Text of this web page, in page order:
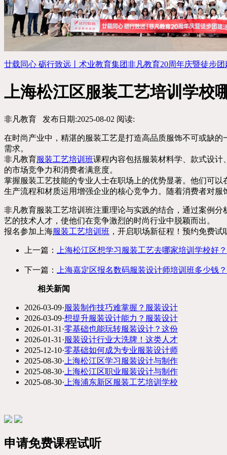
廿载同心 砺行致远丨术业教育集团非凡教育20周年庆暨徒步团
上海松江区服装工艺培训学校
非凡教育 发布日期:2025-08-02 阅读:
在时尚产业中，精湛的服装工艺是打造高品质服饰不可或缺的
需求。
非凡教育服装工艺培训班课程内容包括服装材料学、款式设
的市场竞争力和消费者满意度。
掌握服装工艺技能的专业人士在职场上的优势显著。他们可
生产流程和材质运用增强企业的核心竞争力。随着消费者对
非凡教育服装工艺培训班注重理论与实践的结合，通过案例
艺的技术人才，使他们在竞争激烈的时尚行业中脱颖而出。
报名参加上海服装工艺培训班 ，开启职场新征程！预约免费试
上一篇： 上海松江区想学习服装工艺去哪家培训学校好？
下一篇： 上海嘉定区报名数码服装设计师培训班多少钱？
相关新闻
2026-03-09·服装制作技巧难掌握？服装设计
2026-03-09·想提升服装设计能力？服装设计
2026-01-31 ·零基础也能玩转服装设计？这份
2026-01-31 ·服装设计行业大洗牌！这类人才
2025-12-10·零基础如何成为专业服装设计师
2025-08-30· 上海松江区学习服装设计与制作
2025-08-30· 上海松江区职业服装设计与制作
2025-08-30· 上海浦东新区服装工艺培训学校
申请免费课程试听